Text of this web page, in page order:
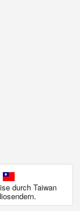
durch Taiwan